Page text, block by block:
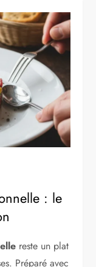
: le
reste un plat
Préparé avec